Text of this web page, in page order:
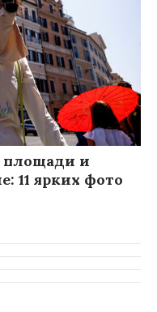
площади и
11 ярких фото